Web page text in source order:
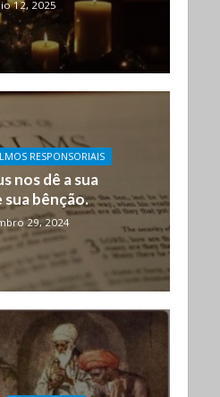
12, 2025
RESPONSORIAIS
nos dê a sua
sua bênção.
29, 2024